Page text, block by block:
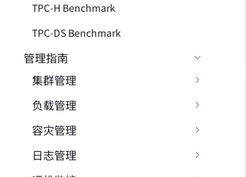
TPC-H Benchmark
TPC-DS Benchmark
管理指南
集群管理
负载管理
容灾管理
日志管理